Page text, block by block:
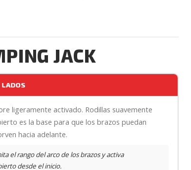
JACK
ligeramente activado. Rodillas suavemente
es la base para que los brazos puedan
hacia adelante.
el rango del arco de los brazos y activa
desde el inicio.